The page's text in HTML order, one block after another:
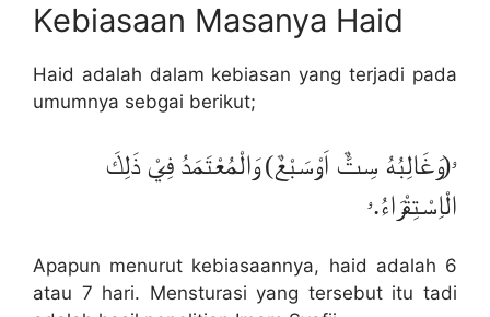
Kebiasaan Masanya Haid
Haid adalah dalam kebiasan yang terjadi pada
umumnya sebgai berikut;
ۥ(وَغَالِبُهُ سِتٌّ اَوْسَبْعٌ) وَالْمُعْتَمَدُ فِيْ ذَلِكَ
الْاِسْتِقْرَاءُ.ۥ
Apapun menurut kebiasaannya, haid adalah 6
atau 7 hari. Mensturasi yang tersebut itu tadi